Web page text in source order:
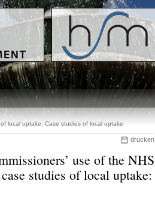
local uptake: Case studies of local uptake
drucken
use of the NHS
studies of local uptake: